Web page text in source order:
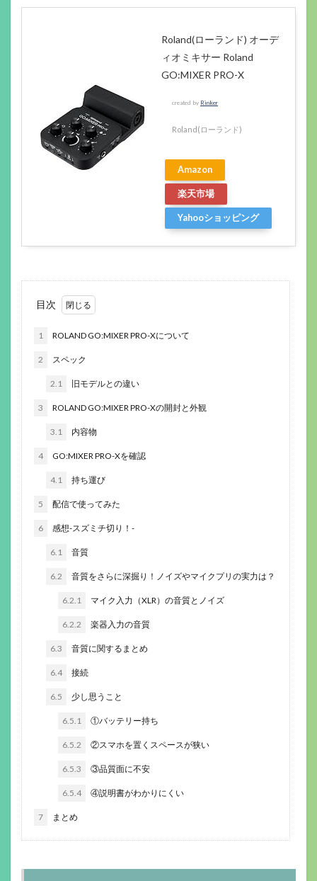
Roland(ローランド) オーデ
ィオミキサー Roland
GO:MIXER PRO-X
created by Rinker
Roland(ローランド)
Amazon
楽天市場
Yahooショッピング
目次
1 ROLAND GO:MIXER PRO-Xについて
2 スペック
2.1 旧モデルとの違い
3 ROLAND GO:MIXER PRO-Xの開封と外観
3.1 内容物
4 GO:MIXER PRO-Xを確認
4.1 持ち運び
5 配信で使ってみた
6 感想-スズミチ切り！-
6.1 音質
6.2 音質をさらに深掘り！ノイズやマイクプリの実力は？
6.2.1 マイク入力（XLR）の音質とノイズ
6.2.2 楽器入力の音質
6.3 音質に関するまとめ
6.4 接続
6.5 少し思うこと
6.5.1 ①バッテリー持ち
6.5.2 ②スマホを置くスペースが狭い
6.5.3 ③品質面に不安
6.5.4 ④説明書がわかりにくい
7 まとめ